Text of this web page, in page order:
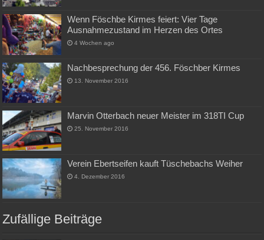
Wenn Föschbe Kirmes feiert: Vier Tage
Ausnahmezustand im Herzen des Ortes
4 Wochen ago
Nachbesprechung der 456. Föschber Kirmes
13. November 2016
Marvin Otterbach neuer Meister im 318TI Cup
25. November 2016
Verein Ebertseifen kauft Tüschebachs Weiher
4. Dezember 2016
Zufällige Beiträge